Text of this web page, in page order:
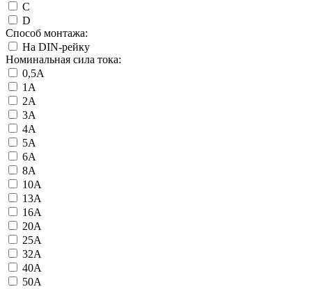
C
D
Способ монтажа:
На DIN-рейку
Номинальная сила тока:
0,5А
1А
2А
3А
4А
5А
6А
8А
10А
13А
16А
20А
25А
32А
40А
50А